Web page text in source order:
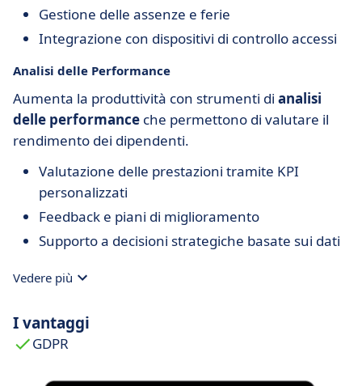
Gestione delle assenze e ferie
Integrazione con dispositivi di controllo accessi
Analisi delle Performance
Aumenta la produttività con strumenti di analisi
delle performance che permettono di valutare il
rendimento dei dipendenti.
Valutazione delle prestazioni tramite KPI
personalizzati
Feedback e piani di miglioramento
Supporto a decisioni strategiche basate sui dati
Vedere più
I vantaggi
GDPR